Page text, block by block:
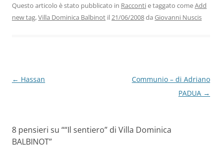
b
o
dI
n
A
p
a
m
vi
di
Questo articolo è stato pubblicato in Raccontie taggato comeAdd
new tag,Villa Dominica Balbinot il21/06/2008da Giovanni Nuscis
Navigazione
← Hassan
Communio – di Adriano
PADUA →
8 pensieri su ““Il sentiero” di Villa Dominica
BALBINOT”